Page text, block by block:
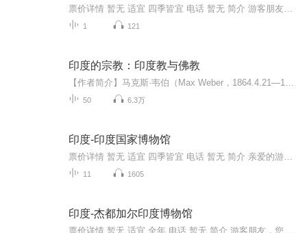
1 121
印度的宗教：印度教与佛教
50 6.3万
印度-印度国家博物馆
11 1605
印度-杰都加尔印度博物馆